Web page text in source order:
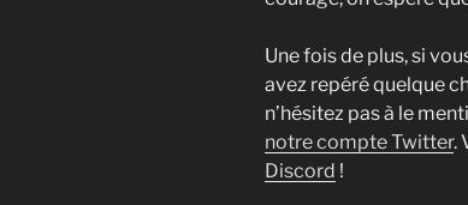
Une fois de plus, si
avez repéré quelque
n’hésitez pas à le
notre compte Twitter.
Discord !